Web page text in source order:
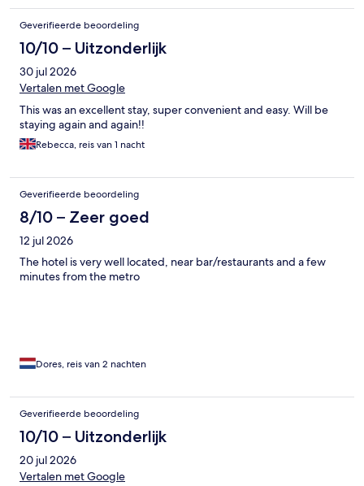
Geverifieerde beoordeling
10/10 – Uitzonderlijk
30 jul 2026
Vertalen met Google
This was an excellent stay, super convenient and easy. Will be
staying again and again!!
Rebecca, reis van 1 nacht
Geverifieerde beoordeling
8/10 – Zeer goed
12 jul 2026
The hotel is very well located, near bar/restaurants and a few
minutes from the metro
Dores, reis van 2 nachten
Geverifieerde beoordeling
10/10 – Uitzonderlijk
20 jul 2026
Vertalen met Google